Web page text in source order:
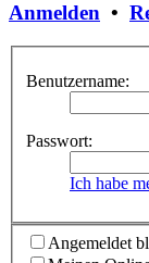
Anmelden •
Benutzername:
Passwort:
Ich habe
Angemeldet